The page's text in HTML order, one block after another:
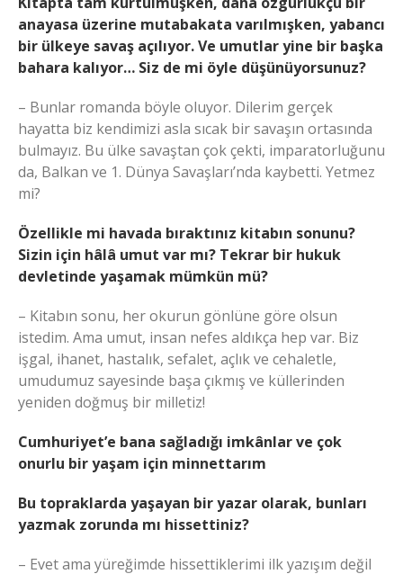
anayasa üzerine mutabakata varılmışken, yabancı
bir ülkeye savaş açılıyor. Ve umutlar yine bir başka
bahara kalıyor… Siz de mi öyle düşünüyorsunuz?
– Bunlar romanda böyle oluyor. Dilerim gerçek
hayatta biz kendimizi asla sıcak bir savaşın ortasında
bulmayız. Bu ülke savaştan çok çekti, imparatorluğunu
da, Balkan ve 1. Dünya Savaşları’nda kaybetti. Yetmez
mi?
Özellikle mi havada bıraktınız kitabın sonunu?
Sizin için hâlâ umut var mı? Tekrar bir hukuk
devletinde yaşamak mümkün mü?
– Kitabın sonu, her okurun gönlüne göre olsun
istedim. Ama umut, insan nefes aldıkça hep var. Biz
işgal, ihanet, hastalık, sefalet, açlık ve cehaletle,
umudumuz sayesinde başa çıkmış ve küllerinden
yeniden doğmuş bir milletiz!
Cumhuriyet’e bana sağladığı imkânlar ve çok
onurlu bir yaşam için minnettarım
Bu topraklarda yaşayan bir yazar olarak, bunları
yazmak zorunda mı hissettiniz?
– Evet ama yüreğimde hissettiklerimi ilk yazışım değil